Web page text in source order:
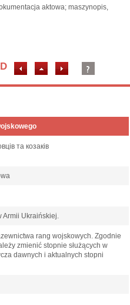
aktowa; maszynopis,
та козаків
Armii Ukraińskiej.
rang wojskowych. Zgodnie
zmienić stopnie służących w
dawnych i aktualnych stopni